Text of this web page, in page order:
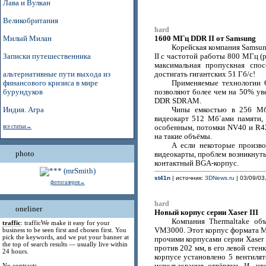
Лава и Вулкан
Великобритания
Милый Милан
Записки путешественника
альтернативные пути выхода из
финансового кризиса в мире
бурундуков
Индия. Агра
все статьи→
photo
фотогалерея→
oneliner
traffic: trafficWe make it easy for your
business to be seen first and chosen first. You
pick the keywords, and we put your banner at
the top of search results — usually live within
24 hours.
hard
1600 МГц DDR II от Samsung
Корейская компания
II с частотой работы 800 МГц
максимальная пропускная
достигать гигантских 51 Гб/с!
Применяемые
позволяют более чем на 50%
DDR SDRAM.
Чипы емкостью в 256
видеокарт 512 Мб`ами
особенным, потомки NV40 и
на такие объёмы.
А если некоторые
видеокарты, проблем
контактный BGA-корпус.
st41n| источник: 3DNews.ru | 03/09/
hard
Новый корпус серии Xaser III
Компания Thermaltake
VM3000. Этот корпус формата
прочими корпусами серии
против 202 мм, в его левой
корпусе установлено 5